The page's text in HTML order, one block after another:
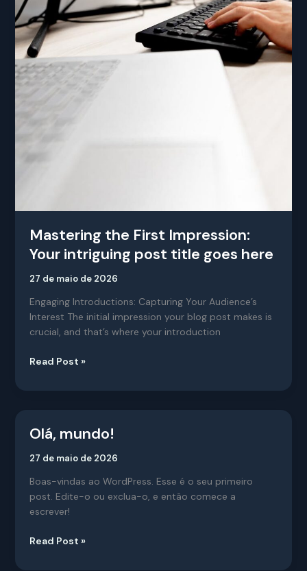
Mastering the First Impression:
Your intriguing post title goes here
27 de maio de 2026
Engaging Introductions: Capturing Your Audience’s
Interest The initial impression your blog post makes is
crucial, and that’s where your introduction
Read Post »
Olá, mundo!
27 de maio de 2026
Boas-vindas ao WordPress. Esse é o seu primeiro
post. Edite-o ou exclua-o, e então comece a
escrever!
Olá,
Read Post »